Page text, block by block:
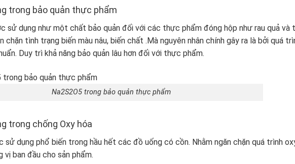
trong bảo quản thực phẩm
sử dụng như một chất bảo quản đối với các thực phẩm đóng hộp như rau quả và
chặn tình trạng biến màu nâu, biến chất .Mà nguyên nhân chính gây ra là bởi quá
Duy trì khả năng bảo quản lâu hơn đối với thực phẩm.
Na2S2O5 trong bảo quản thực phẩm
trong chống Oxy hóa
dụng phổ biến trong hầu hết các đồ uống có cồn. Nhằm ngăn chặn quá trình
vị ban đầu cho sản phẩm.